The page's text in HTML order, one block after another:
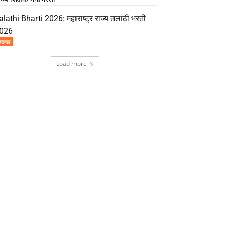
Bharti 2026: महाराष्ट्र राज्य तलाठी भरती
Load more